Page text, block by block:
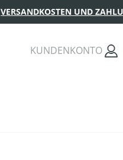
VERSANDKOSTEN UND
KUNDENKONTO